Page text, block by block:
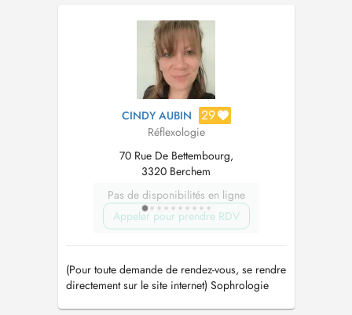
CINDY AUBIN 29
Réflexologie
70 Rue De Bettembourg,
3320 Berchem
Pas de disponibilités en ligne
Appeler pour prendre RDV
(Pour toute demande de rendez-vous, se rendre
directement sur le site internet) Sophrologie